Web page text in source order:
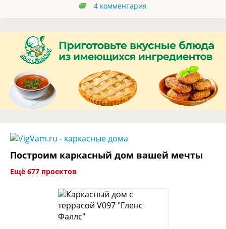
4 комментария
Построим каркасный дом вашей мечты
Ещё 677 проектов